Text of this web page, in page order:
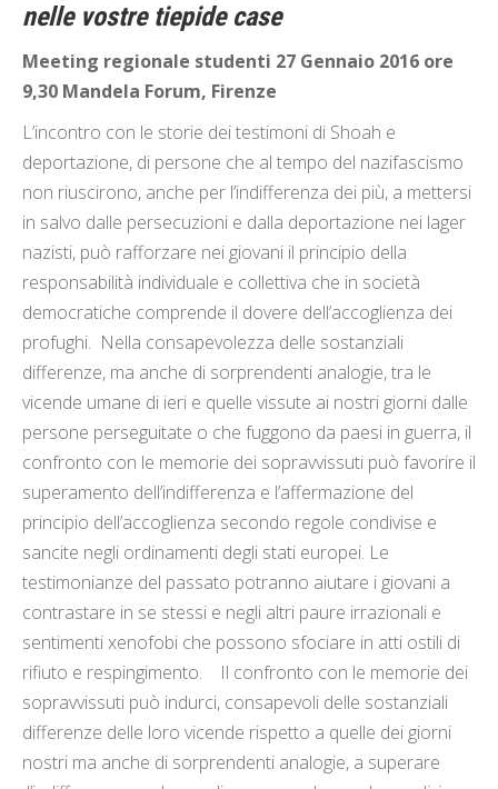
nelle vostre tiepide case
Meeting regionale studenti 27 Gennaio 2016 ore
9,30 Mandela Forum, Firenze
L’incontro con le storie dei testimoni di Shoah e
deportazione, di persone che al tempo del nazifascismo
non riuscirono, anche per l’indifferenza dei più, a mettersi
in salvo dalle persecuzioni e dalla deportazione nei lager
nazisti, può rafforzare nei giovani il principio della
responsabilità individuale e collettiva che in società
democratiche comprende il dovere dell’accoglienza dei
profughi. Nella consapevolezza delle sostanziali
differenze, ma anche di sorprendenti analogie, tra le
vicende umane di ieri e quelle vissute ai nostri giorni dalle
persone perseguitate o che fuggono da paesi in guerra, il
confronto con le memorie dei sopravvissuti può favorire il
superamento dell’indifferenza e l’affermazione del
principio dell’accoglienza secondo regole condivise e
sancite negli ordinamenti degli stati europei. Le
testimonianze del passato potranno aiutare i giovani a
contrastare in se stessi e negli altri paure irrazionali e
sentimenti xenofobi che possono sfociare in atti ostili di
rifiuto e respingimento. Il confronto con le memorie dei
sopravvissuti può indurci, consapevoli delle sostanziali
differenze delle loro vicende rispetto a quelle dei giorni
nostri ma anche di sorprendenti analogie, a superare